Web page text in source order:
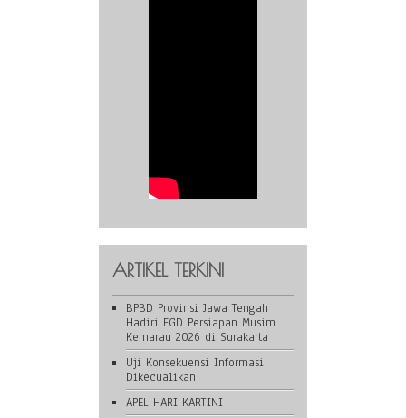
ARTIKEL TERKINI
BPBD Provinsi Jawa Tengah
Hadiri FGD Persiapan Musim
Kemarau 2026 di Surakarta
Uji Konsekuensi Informasi
Dikecualikan
APEL HARI KARTINI